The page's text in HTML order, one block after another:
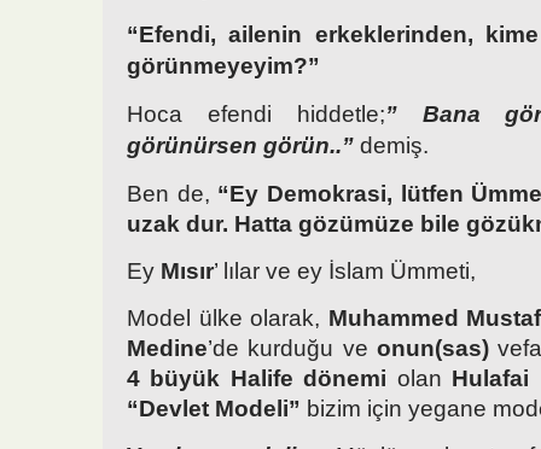
“Efendi, ailenin erkeklerinden,
görünmeyeyim?”
Hoca efendi hiddetle;” Bana
görünürsen görün..” demiş.
Ben de, “Ey Demokrasi, lütfen
uzak dur. Hatta gözümüze bile
Ey Mısır’ lılar ve ey İslam Ümmeti,
Model ülke olarak, Muhammed
Medine’de kurduğu ve onun(sas)
4 büyük Halife dönemi olan Hulafai
“Devlet Modeli” bizim için yegane